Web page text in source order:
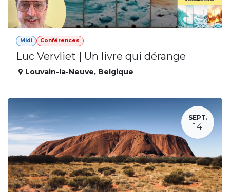
Midi Conférences
Luc Vervliet | Un livre qui dérange
Louvain-la-Neuve, Belgique
SEPT.
14